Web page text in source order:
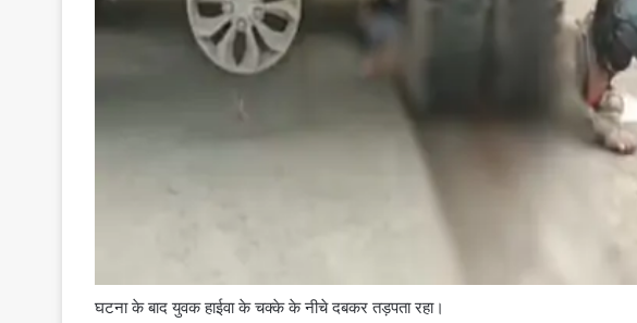
घटना के बाद युवक हाईवा के चक्के के नीचे दबकर तड़पता रहा।